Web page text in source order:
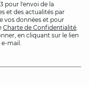
pour l'envoi de la
et des actualités par
vos données et pour
Charte de Confidentialité.
en cliquant sur le lien
e-mail.